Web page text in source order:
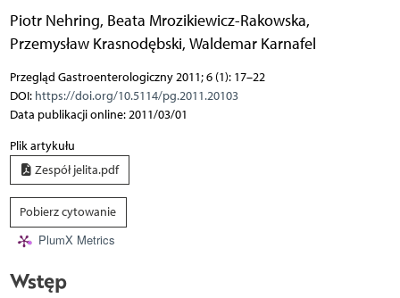
Piotr Nehring, Beata Mrozikiewicz-Rakowska,
Przemysław Krasnodębski, Waldemar Karnafel
Przegląd Gastroenterologiczny 2011; 6 (1): 17–22
DOI: https://doi.org/10.5114/pg.2011.20103
Data publikacji online: 2011/03/01
Plik artykułu
Zespół jelita.pdf
Pobierz cytowanie
PlumX Metrics
Wstęp